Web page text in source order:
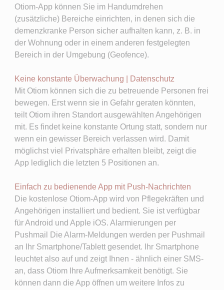
Otiom-App können Sie im Handumdrehen
(zusätzliche) Bereiche einrichten, in denen sich die
demenzkranke Person sicher aufhalten kann, z. B. in
der Wohnung oder in einem anderen festgelegten
Bereich in der Umgebung (Geofence).
Keine konstante Überwachung | Datenschutz
Mit Otiom können sich die zu betreuende Personen frei
bewegen. Erst wenn sie in Gefahr geraten könnten,
teilt Otiom ihren Standort ausgewählten Angehörigen
mit. Es findet keine konstante Ortung statt, sondern nur
wenn ein gewisser Bereich verlassen wird. Damit
möglichst viel Privatsphäre erhalten bleibt, zeigt die
App lediglich die letzten 5 Positionen an.
Einfach zu bedienende App mit Push-Nachrichten
Die kostenlose Otiom-App wird von Pflegekräften und
Angehörigen installiert und bedient. Sie ist verfügbar
für Android und Apple iOS. Alarmierungen per
Pushmail Die Alarm-Meldungen werden per Pushmail
an Ihr Smartphone/Tablett gesendet. Ihr Smartphone
leuchtet also auf und zeigt Ihnen - ähnlich einer SMS-
an, dass Otiom Ihre Aufmerksamkeit benötigt. Sie
können dann die App öffnen um weitere Infos zu